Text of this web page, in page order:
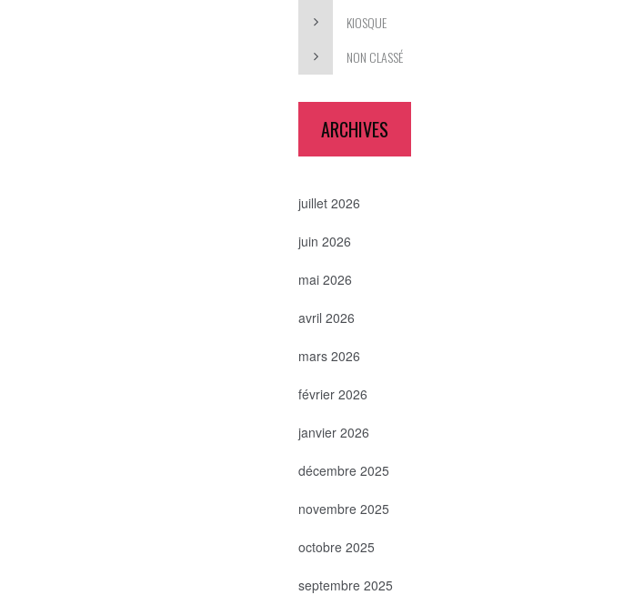
KIOSQUE
NON CLASSÉ
ARCHIVES
juillet 2026
juin 2026
mai 2026
avril 2026
mars 2026
février 2026
janvier 2026
décembre 2025
novembre 2025
octobre 2025
septembre 2025